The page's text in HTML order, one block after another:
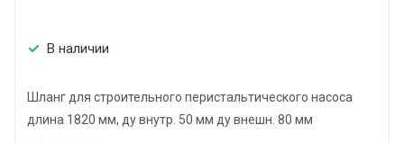
В наличии
Шланг для строительного перистальтического насоса
длина 1820 мм, ду внутр. 50 мм ду внешн. 80 мм